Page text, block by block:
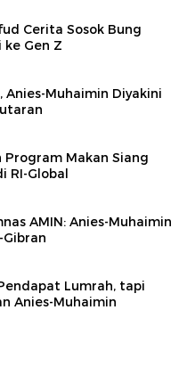
Cerita Sosok Bung
Gen Z
Muhaimin Diyakini
Program Makan Siang
RI-Global
AMIN: Anies-Muhaimin
Lumrah, tapi
Anies-Muhaimin